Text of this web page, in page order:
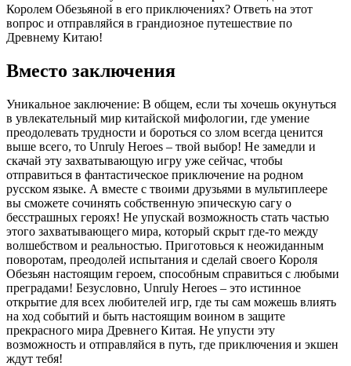
Королем Обезьяной в его приключениях? Ответь на этот
вопрос и отправляйся в грандиозное путешествие по
Древнему Китаю!
Вместо заключения
Уникальное заключение: В общем, если ты хочешь окунуться
в увлекательный мир китайской мифологии, где умение
преодолевать трудности и бороться со злом всегда ценится
выше всего, то Unruly Heroes – твой выбор! Не замедли и
скачай эту захватывающую игру уже сейчас, чтобы
отправиться в фантастическое приключение на родном
русском языке. А вместе с твоими друзьями в мультиплеере
вы сможете сочинять собственную эпическую сагу о
бесстрашных героях! Не упускай возможность стать частью
этого захватывающего мира, который скрыт где-то между
волшебством и реальностью. Приготовься к неожиданным
поворотам, преодолей испытания и сделай своего Короля
Обезьян настоящим героем, способным справиться с любыми
преградами! Безусловно, Unruly Heroes – это истинное
открытие для всех любителей игр, где ты сам можешь влиять
на ход событий и быть настоящим воином в защите
прекрасного мира Древнего Китая. Не упусти эту
возможность и отправляйся в путь, где приключения и экшен
ждут тебя!